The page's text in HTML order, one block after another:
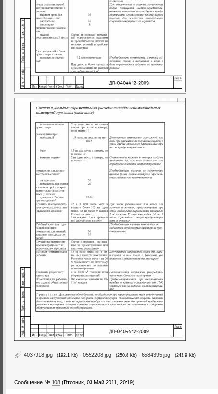
4037918.jpg (192.1 Kb) · 0552208.jpg (250.8 Kb) · 6584395.jpg (243.9 Kb)
Сообщение № 108 (Вторник, 03 Май 2011, 20:19)